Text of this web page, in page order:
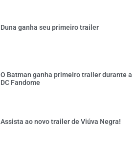
Duna ganha seu primeiro trailer
O Batman ganha primeiro trailer durante a
DC Fandome
Assista ao novo trailer de Viúva Negra!